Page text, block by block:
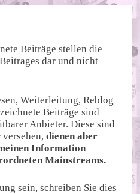
Beiträge stellen die
dar und nicht
Weiterleitung, Reblog
Beiträge sind
Anbieter. Diese sind
versehen,dienen aber
Information
Mainstreams.
sein, schreiben Sie dies